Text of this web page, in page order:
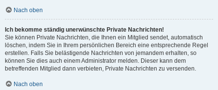
Nach oben
Ich bekomme ständig unerwünschte Private Nachrichten!
Sie können Private Nachrichten, die Ihnen ein Mitglied sendet, automatisch
löschen, indem Sie in Ihrem persönlichen Bereich eine entsprechende Regel
erstellen. Falls Sie belästigende Nachrichten von jemandem erhalten, so
können Sie dies auch einem Administrator melden. Dieser kann dem
betreffenden Mitglied dann verbieten, Private Nachrichten zu versenden.
Nach oben